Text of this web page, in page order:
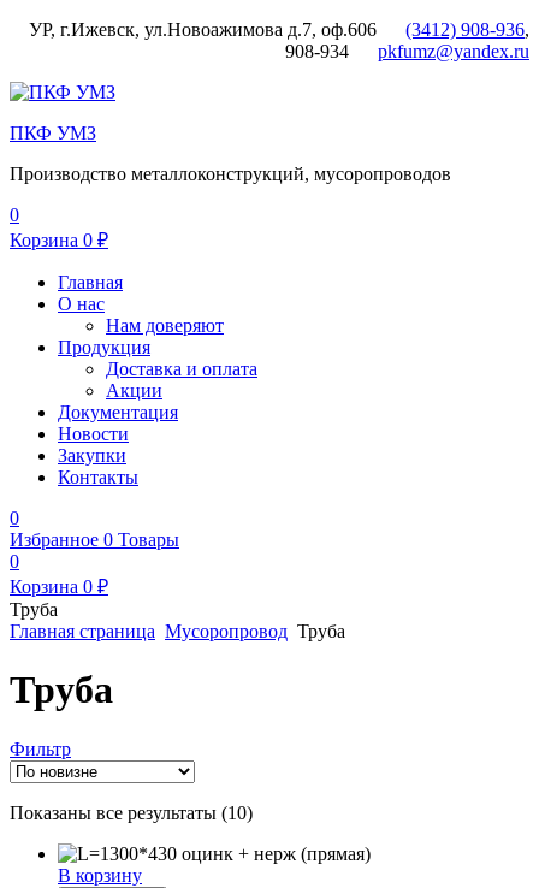
УР, г.Ижевск, ул.Новоажимова д.7, оф.606 (3412) 908-936,
908-934
pkfumz@yandex.ru
Меню
ПКФ УМЗ
Производство металлоконструкций, мусоропроводов
0
Корзина 0 ₽
Главная
О нас
Нам доверяют
Продукция
Доставка и оплата
Акции
Документация
Новости
Закупки
Контакты
0
Избранное 0 Товары
0
Корзина 0 ₽
Труба
Главная страница Мусоропровод Труба
Труба
Фильтр
Показаны все результаты (10)Сортировка:
недавние
В корзину